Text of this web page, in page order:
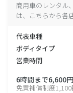
商用車のレンタル
は、こちらから各
代表車種
ボディタイプ
営業時間
6時間まで6,600円
免責補償制度1,100